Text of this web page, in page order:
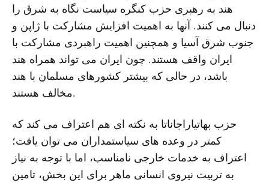
هند به رهبری حزب کنگره سیاست نگاه به شرق را
دنبال می کنند. آنها به اهمیت افزایش مشارکت با ژاپن و
جنوب شرق آسیا و همچنین اهمیت راهبردی مشارکت با
ایران واقف هستند. چون ایران می تواند همراه هند
باشد، در حالی که بیشتر کشورهای مسلمان با هند
مخالف هستند.
حزب بهاتیاراجاناتا به نکته ای هم اعتراف می کند که
کمتر در وعده های سیاستمداران می توان یافت؛
اعتراف به خدمات خارجی نامناسب، اما با توجه به نیاز
به تربیت نیروی انسانی ماهر برای این بخش، تامین